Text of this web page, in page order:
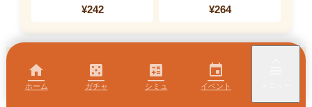
¥242 ¥264
home
ホーム
casino
ガチャ
calculate
シミュ
event
イベント